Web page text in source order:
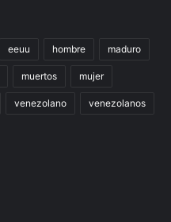
eeuu hombre maduro
muertos mujer
venezolano venezolanos